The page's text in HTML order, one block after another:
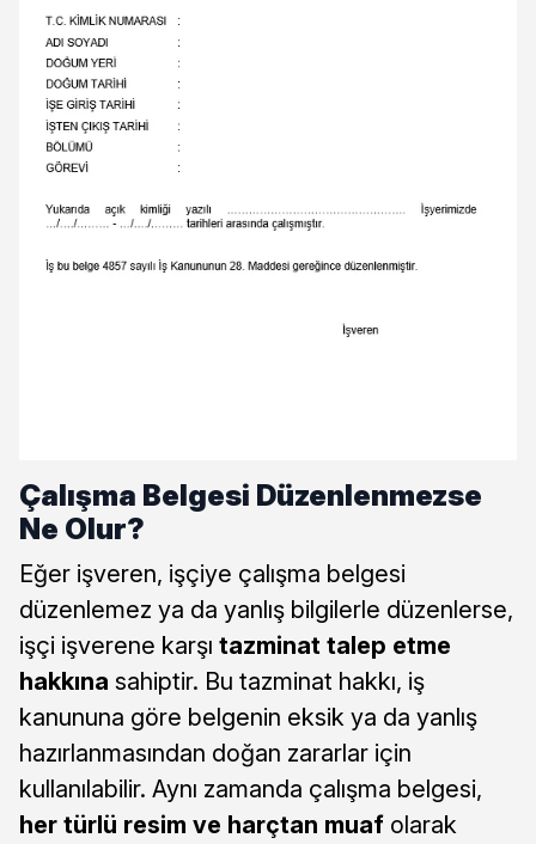
Çalışma Belgesi Düzenlenmezse
Ne Olur?
Eğer işveren, işçiye çalışma belgesi
düzenlemez ya da yanlış bilgilerle düzenlerse,
işçi işverene karşı tazminat talep etme
hakkına sahiptir. Bu tazminat hakkı, iş
kanununa göre belgenin eksik ya da yanlış
hazırlanmasından doğan zararlar için
kullanılabilir. Aynı zamanda çalışma belgesi,
her türlü resim ve harçtan muaf olarak